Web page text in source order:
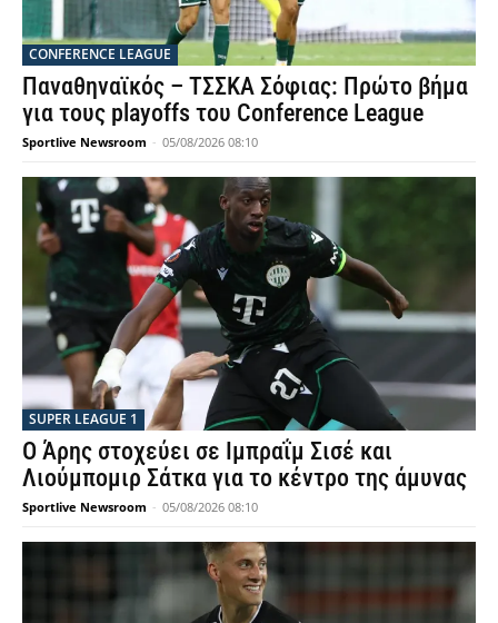
CONFERENCE LEAGUE
Παναθηναϊκός – ΤΣΣΚΑ Σόφιας: Πρώτο βήμα
για τους playoffs του Conference League
Sportlive Newsroom - 05/08/2026 08:10
SUPER LEAGUE 1
Ο Άρης στοχεύει σε Ιμπραΐμ Σισέ και
Λιούμπομιρ Σάτκα για το κέντρο της άμυνας
Sportlive Newsroom - 05/08/2026 08:10